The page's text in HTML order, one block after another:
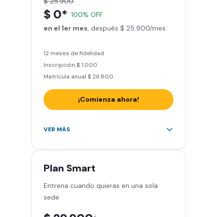
Actívate y baila
Acceso a todas las áreas del
gimnasio - peso libre, peso
grupales
$ 0* 100% OFF
en el 1er mes , después $ 25.900/mes
12 meses de fidelidad
Inscripción $ 1.000
Matrícula anual $ 26.800
¡Comienza ahora!
Acceso a más de 2.000 gimnasios
1 Pase VIP de 15 días para un amigo
Smart Fit app – Tu plan de
entrenamiento personalizado
VER MÁS
Plan Smart
Entrena cuando quieras en una sola
sede